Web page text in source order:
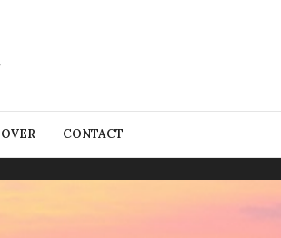
OVER CONTACT